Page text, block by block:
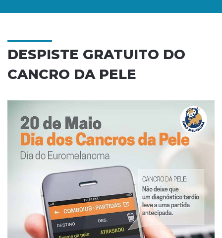
DESPISTE GRATUITO DO
CANCRO DA PELE